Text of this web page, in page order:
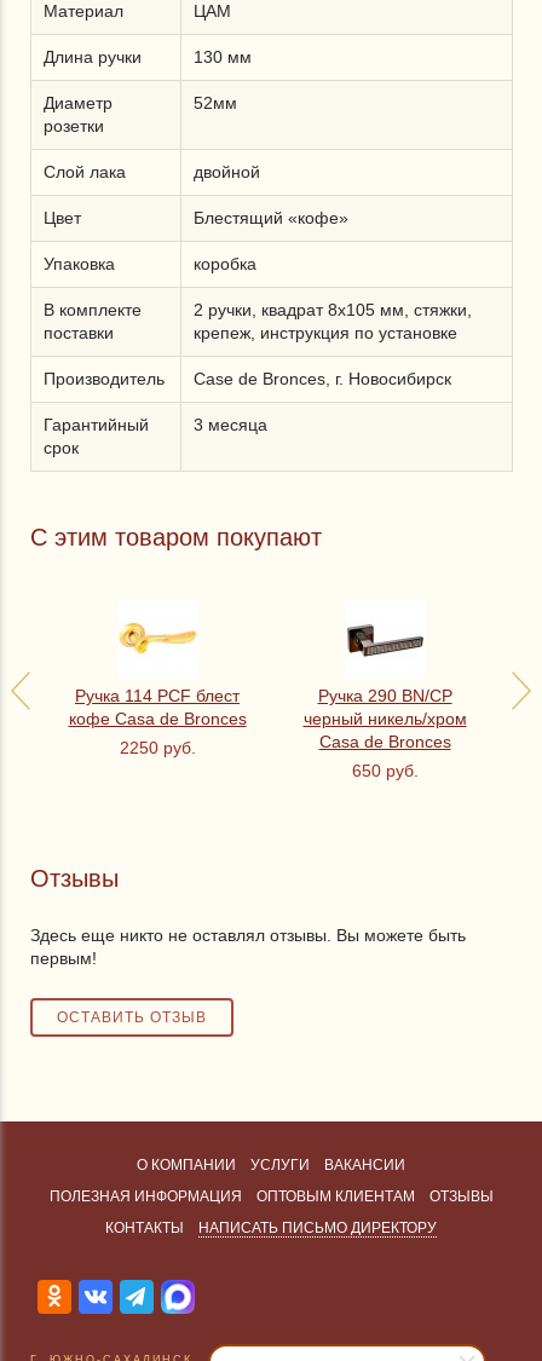
Материал ЦАМ
Длина ручки 130 мм
Диаметр
розетки
52мм
Слой лака двойной
Цвет Блестящий «кофе»
Упаковка коробка
В комплекте
поставки
2 ручки, квадрат 8х105 мм, стяжки,
крепеж, инструкция по установке
Производитель Case de Bronces, г. Новосибирск
Гарантийный
срок
3 месяца
С этим товаром покупают
Ручка 114 PCF блест
кофе Casa de Bronces
2250 руб.
Ручка 290 BN/CP
черный никель/хром
Casa de Bronces
650 руб.
Отзывы
Здесь еще никто не оставлял отзывы. Вы можете быть
первым!
О КОМПАНИИ УСЛУГИ
ВАКАНСИИ
ПОЛЕЗНАЯ ИНФОРМАЦИЯ
ОПТОВЫМ КЛИЕНТАМ
ОТЗЫВЫ
КОНТАКТЫ
НАПИСАТЬ ПИСЬМО ДИРЕКТОРУ